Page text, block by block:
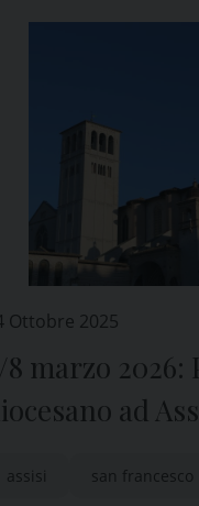
Ottobre 2025
8 marzo
ad
assisi san francesco